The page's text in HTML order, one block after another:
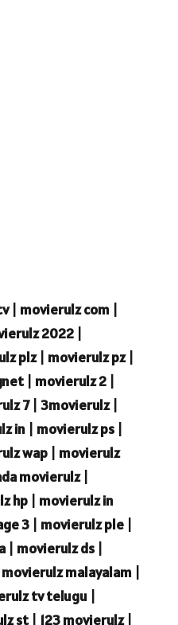
| movierulz com
2022|
plz| movierulz pz|
| movierulz 2|
7| 3movierulz|
in movierulz ps|
wap| movierulz
movierulz|
hp| movierulz in
3| movierulz ple|
| movierulz ds|
movierulz malayalam
tv telugu
st| 123 movierulz|